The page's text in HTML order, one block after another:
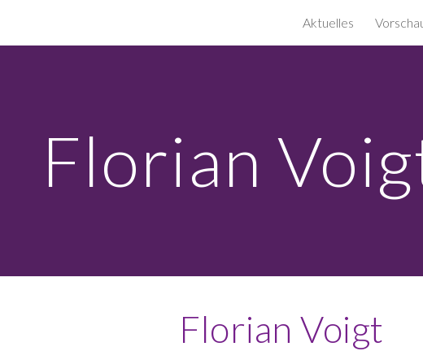
Skip to
Aktuelles
Florian
Florian Voigt